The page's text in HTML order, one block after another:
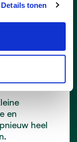
Details tonen
en
en
heel